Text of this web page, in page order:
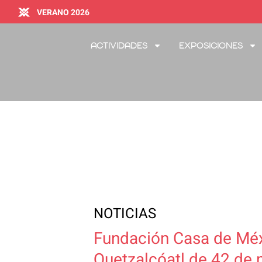
VERANO 2026
Actividades Exposiciones
NOTICIAS
Fundación Casa de